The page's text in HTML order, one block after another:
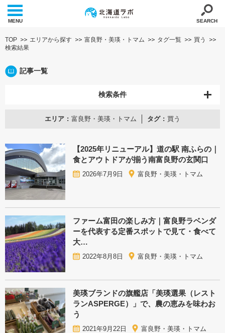
MENU SEARCH
TOP エリアから探す 富良野・美瑛・トマム タグ一覧
買う
検索結果
記事一覧
検索条件
エリア 富良野・美瑛・トマム タグ 買う
【2025年リニューアル】道の駅 南ふらの｜
食とアウトドアが揃う南富良野の玄関口
2026年7月9日 富良野・美瑛・トマム
ファーム富田の楽しみ方｜富良野ラベンダ
ーを代表する定番スポットで見て・食べて
大…
2022年8月8日 富良野・美瑛・トマム
美瑛ブランドの旗艦店「美瑛選果（レスト
ランASPERGE）」で、農の恵みを味わお
う
2021年9月22日 富良野・美瑛・トマム